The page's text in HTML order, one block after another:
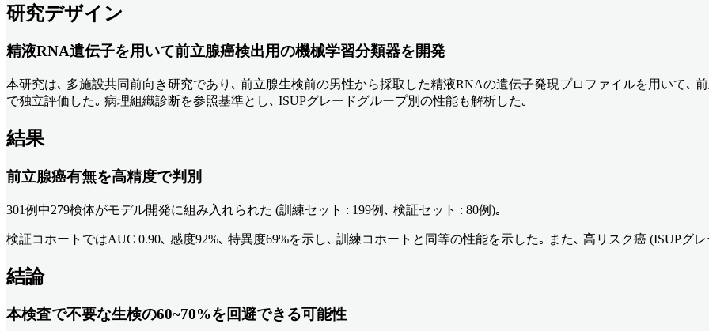
研究デザイン
精液RNA遺伝子を用いて前立腺癌検出用の機械学習分類器を開発
本研究は､ 多施設共同前向き研究であり､ 前立腺生検前の男性から採取した精液RNAの遺伝子発現プロファイルを用いて､
で独立評価した｡ 病理組織診断を参照基準とし､ ISUPグレードグループ別の性能も解析した｡
結果
前立腺癌有無を高精度で判別
301例中279検体がモデル開発に組み入れられた (訓練セット : 199例､ 検証セット : 80例)｡
検証コホートではAUC 0.90､ 感度92%､ 特異度69%を示し､ 訓練コホートと同等の性能を示した｡ また､ 高リスク癌 (ISUPグ
結論
本検査で不要な生検の60~70%を回避できる可能性